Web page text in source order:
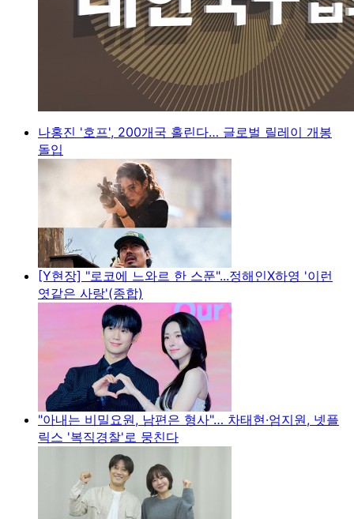
나홍진 '호프', 200개국 홀린다… 글로벌 릴레이 개봉
돌입
[Y현장] "로코에 느와르 한 스푼"...정해인X하영 '이런
엿같은 사랑'(종합)
"아내는 비밀요원, 남편은 형사"… 차태현·엄지원, 넷플
릭스 '복직경찰'로 뭉친다